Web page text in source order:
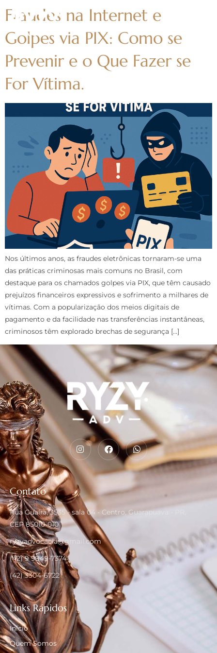
Fraudes na Internet e
Golpes via PIX: Como se
Prevenir e o Que Fazer se
For Vítima.
Nos últimos anos, as fraudes eletrônicas tornaram-se uma
das práticas criminosas mais comuns no Brasil, com
destaque para os chamados golpes via PIX, que têm causado
prejuízos financeiros expressivos e sofrimento a milhares de
vítimas. Com a popularização dos meios digitais de
pagamento e da facilidade nas transferências instantâneas,
criminosos têm explorado brechas de segurança […]
Contato
Rua Guaíra, 3535 - sala 04 - Centro, Guarapuava - PR,
CEP 85010-010
ryzyadvocacia@gmail.com
(42) 9 9949-7374
(42) 3304-6722
Links Rápidos
Início
Quem Somos